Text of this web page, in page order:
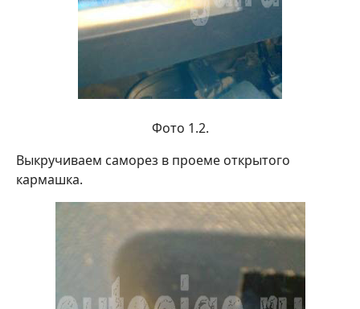
Фото 1.2.
Выкручиваем саморез в проеме открытого
кармашка.